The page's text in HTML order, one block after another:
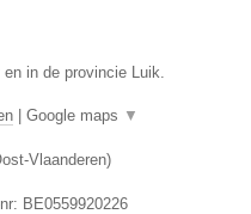
in de provincie Luik.
| Google maps ▼
Vlaanderen)
BE0559920226